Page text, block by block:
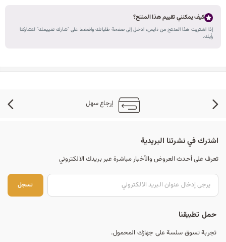
كيف يمكنني تقييم هذا المنتج؟
إذا اشتريت هذا المنتج من نايس، ادخل إلى صفحة طلباتك واضغط على "شارك تقييمك" لتشاركنا
رأيك.
إرجاع سهل
اشترك في نشرتنا البريدية
تعرف على أحدث العروض والأخبار مباشرة عبر بريدك الالكتروني
تسجل
حمل تطبيقنا
تجربة تسوق سلسة على جهازك المحمول.